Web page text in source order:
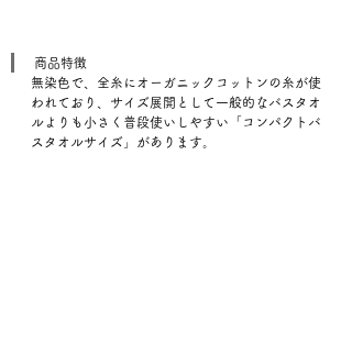
商品特徴
無染色で、全糸にオーガニックコットンの糸が使
われており、サイズ展開として一般的なバスタオ
ルよりも小さく普段使いしやすい「コンパクトバ
スタオルサイズ」があります。